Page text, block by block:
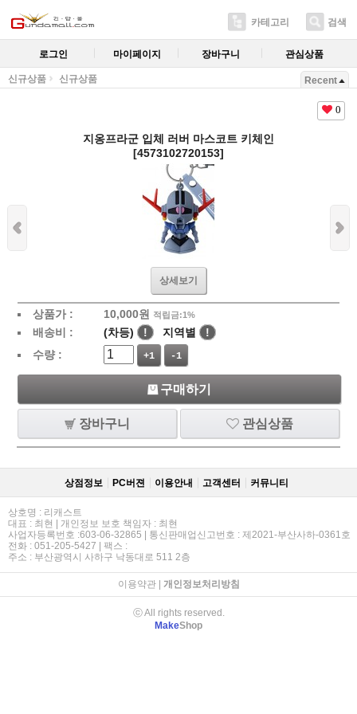
카테고리 검색
로그인 마이페이지 장바구니 관심상품
신규상품 신규상품 Recent
0
지옹프라군 입체 러버 마스코트 키체인
[4573102720153]
상세보기
상품가 : 10,000원 적립금:1%
배송비 : (차등) ! 지역별
!
수량 :
+1 -1
구매하기
장바구니 관심상품
상점정보 PC버젼 이용안내 고객센터 커뮤니티
상호명 : 리캐스트
대표 : 최현 | 개인정보 보호 책임자 : 최현
사업자등록번호 :603-06-32865 | 통신판매업신고번호 : 제2021-부산사하-0361호
전화 : 051-205-5427 | 팩스 :
주소 : 부산광역시 사하구 낙동대로 511 2층
이용약관| 개인정보처리방침
ⓒ All rights reserved.
MakeShop